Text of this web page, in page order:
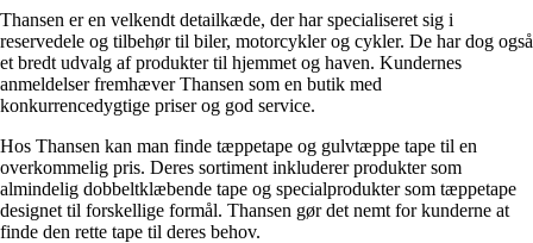
Thansen er en velkendt detailkæde, der har specialiseret sig i
reservedele og tilbehør til biler, motorcykler og cykler. De har dog også
et bredt udvalg af produkter til hjemmet og haven. Kundernes
anmeldelser fremhæver Thansen som en butik med
konkurrencedygtige priser og god service.
Hos Thansen kan man finde tæppetape og gulvtæppe tape til en
overkommelig pris. Deres sortiment inkluderer produkter som
almindelig dobbeltklæbende tape og specialprodukter som tæppetape
designet til forskellige formål. Thansen gør det nemt for kunderne at
finde den rette tape til deres behov.